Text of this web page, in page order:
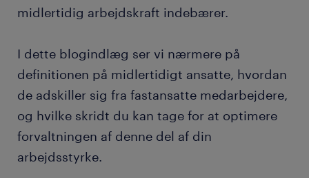
midlertidig arbejdskraft indebærer.
I dette blogindlæg ser vi nærmere på
definitionen på midlertidigt ansatte, hvordan
de adskiller sig fra fastansatte medarbejdere,
og hvilke skridt du kan tage for at optimere
forvaltningen af denne del af din
arbejdsstyrke.